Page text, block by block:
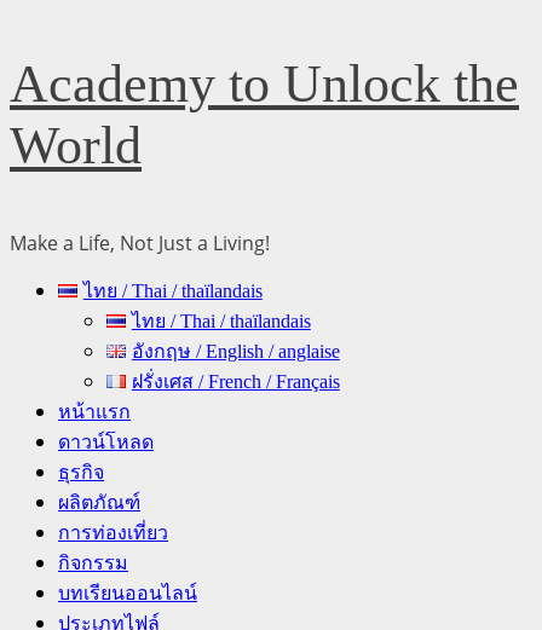
Skip
to
content
Academy to Unlock the
World
Make a Life, Not Just a Living!
Primary ไทย / Thai / thaïlandais
ไทย / Thai / thaïlandais
อังกฤษ / English / anglaise
ฝรั่งเศส / French / Français
หน้าแรก
ดาวน์โหลด
ธุรกิจ
ผลิตภัณฑ์
การท่องเที่ยว
กิจกรรม
บทเรียนออนไลน์
ประเภทไฟล์